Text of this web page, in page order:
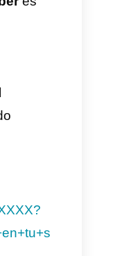
entender
viene el
filtro.